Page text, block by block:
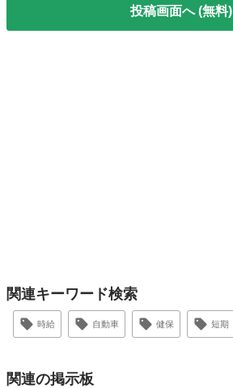
投稿画面へ (無料)
関連キーワード検索
時給 自動車 健保 短期
関連の掲示板